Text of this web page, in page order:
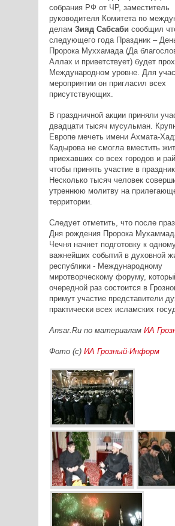
собрания РФ от ЧР, заместитель
руководителя Комитета по
делам Зияд Сабсаби сообщил
следующего года Праздник –
Пророка Муххамада (Да
Аллах и приветствует) будет
Международном уровне. Для
мероприятии он пригласил всех
присутствующих.
В праздничной акции приняли
двадцати тысяч мусульман.
Европе мечеть имени Ахмата-
Кадырова не смогла вместить
приехавших со всех городов и
чтобы принять участие в
Несколько тысяч человек
утреннюю молитву на
территории.
Следует отметить, что после
Дня рождения Пророка
Чечня начнет подготовку к
важнейших событий в духовной
республики - Международному
миротворческому форуму,
очередной раз состоится в
примут участие представители
практически всех исламских
Ansar.Ru по материалам ИА
Фото (с) ИА Грозный-Информ